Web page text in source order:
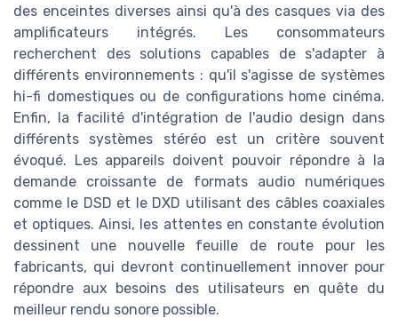
des enceintes diverses ainsi qu'à des casques via des
amplificateurs intégrés. Les consommateurs
recherchent des solutions capables de s'adapter à
différents environnements : qu'il s'agisse de systèmes
hi-fi domestiques ou de configurations home cinéma.
Enfin, la facilité d'intégration de l'audio design dans
différents systèmes stéréo est un critère souvent
évoqué. Les appareils doivent pouvoir répondre à la
demande croissante de formats audio numériques
comme le DSD et le DXD utilisant des câbles coaxiales
et optiques. Ainsi, les attentes en constante évolution
dessinent une nouvelle feuille de route pour les
fabricants, qui devront continuellement innover pour
répondre aux besoins des utilisateurs en quête du
meilleur rendu sonore possible.